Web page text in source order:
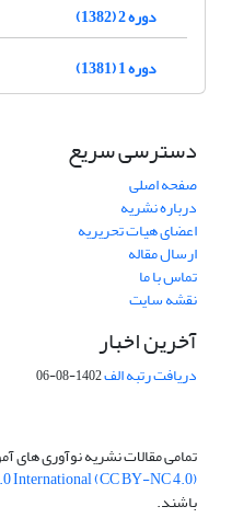
دوره 2 (1382)
دوره 1 (1381)
دسترسی سریع
صفحه اصلی
درباره نشریه
اعضای هیات تحریریه
ارسال مقاله
تماس با ما
نقشه سایت
آخرین اخبار
دریافت رتبه الف1402-08-06
تمامی مقالات نشریه نوآوری های
International (CC BY-NC 4.0)
باشند.